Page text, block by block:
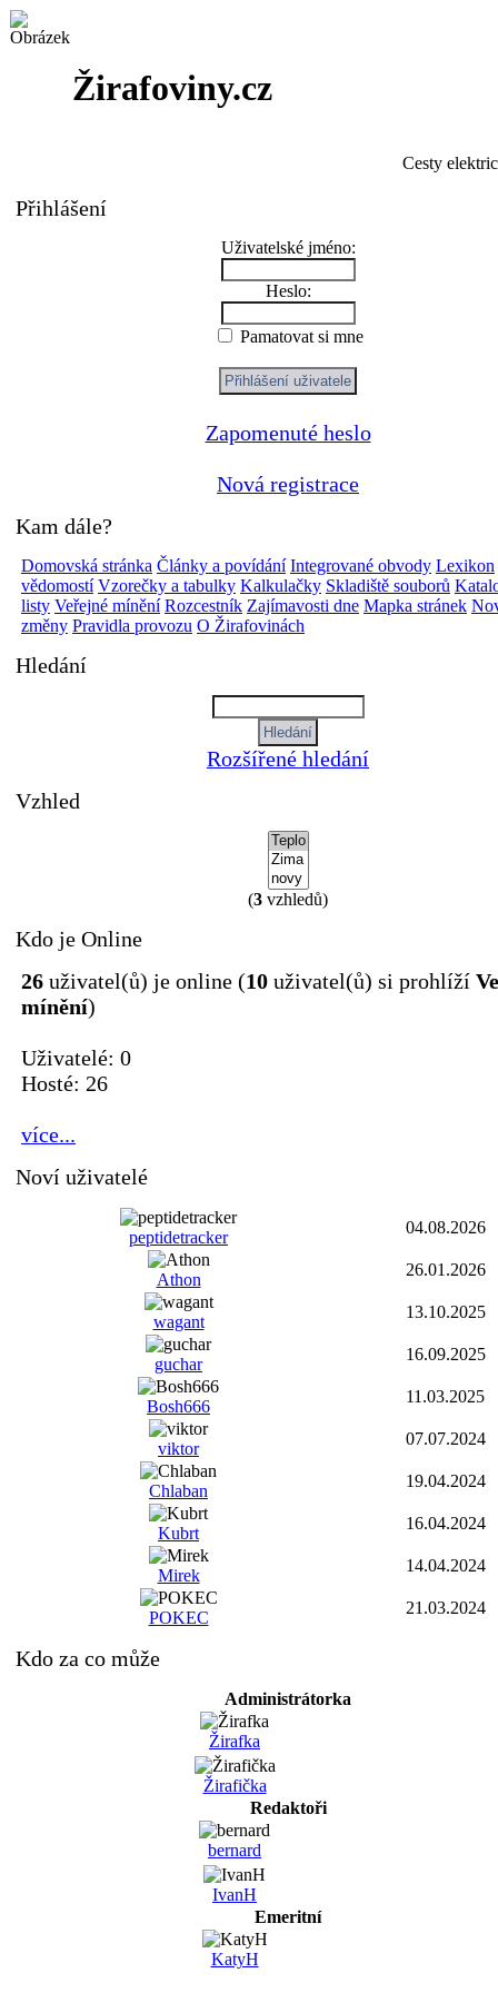
Žirafoviny.cz
Cesty
Přihlášení
Uživatelské jméno:
Heslo:
Pamatovat si mne
Zapomenuté heslo
Nová registrace
Kam dále?
Domovská stránka Články a povídání Integrované obvody Lexikon
vědomostí Vzorečky a tabulky Kalkulačky Skladiště souborů
listy Veřejné mínění Rozcestník Zajímavosti dne Mapka stránek
změny Pravidla provozu O Žirafovinách
Hledání
Rozšířené hledání
Vzhled
(3 vzhledů)
Kdo je Online
26 uživatel(ů) je online (10 uživatel(ů) si prohlíží
mínění)
Uživatelé: 0
Hosté: 26
více...
Noví uživatelé
peptidetracker
04.08.2026
Athon
26.01.2026
wagant
13.10.2025
guchar
16.09.2025
Bosh666
11.03.2025
viktor
07.07.2024
Chlaban
19.04.2024
Kubrt
16.04.2024
Mirek
14.04.2024
POKEC
21.03.2024
Kdo za co může
Administrátorka
Žirafka
Žirafička
Redaktoři
bernard
IvanH
Emeritní
KatyH